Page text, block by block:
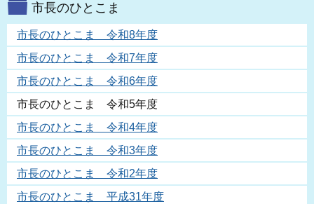
市長のひとこま
市長のひとこま 令和8年度
市長のひとこま 令和7年度
市長のひとこま 令和6年度
市長のひとこま 令和5年度
市長のひとこま 令和4年度
市長のひとこま 令和3年度
市長のひとこま 令和2年度
市長のひとこま 平成31年度